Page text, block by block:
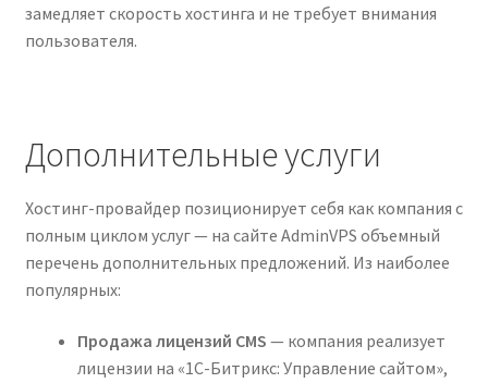
замедляет скорость хостинга и не требует внимания
пользователя.
Дополнительные услуги
Хостинг-провайдер позиционирует себя как компания с
полным циклом услуг — на сайте AdminVPS объемный
перечень дополнительных предложений. Из наиболее
популярных:
Продажа лицензий CMS — компания реализует
лицензии на «1C-Битрикс: Управление сайтом»,